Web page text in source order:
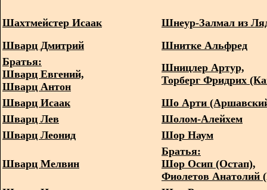
Шахтмейстер Исаак
Шнеур-Залмал из
Шварц Дмитрий
Шнитке Альфред
Братья:
Шварц Евгений,
Шварц Антон
Шницлер Артур,
Торберг Фридрих
Шварц Исаак
Шо Арти
Шварц Лев
Шолом-Алейхем
Шварц Леонид
Шор Наум
Шварц Мелвин
Братья:
Шор Осип (Остап),
Фиолетов Анатолий